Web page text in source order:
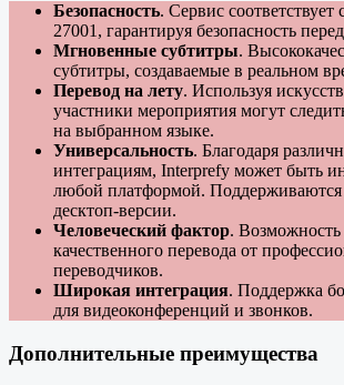
Безопасность. Сервис соответствует
27001, гарантируя безопасность
Мгновенные субтитры.
субтитры, создаваемые в реальном
Перевод на лету. Используя
участники мероприятия могут
на выбранном языке.
Универсальность. Благодаря
интеграциям, Interprefy может быть
любой платформой.
десктоп-версии.
Человеческий фактор.
качественного перевода от
переводчиков.
Широкая интеграция. Поддержка
для видеоконференций и звонков.
Дополнительные преимущества